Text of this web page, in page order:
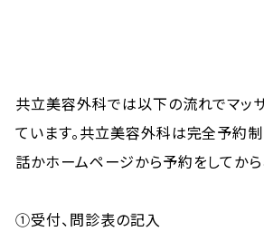
共立美容外科では以下の流れでマッ
ています。共立美容外科は完全予約
話かホームページから予約をしてから
①受付、問診表の記入